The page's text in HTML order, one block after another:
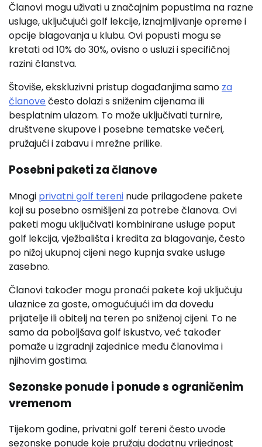
Članovi mogu uživati u značajnim popustima na razne
usluge, uključujući golf lekcije, iznajmljivanje opreme i
opcije blagovanja u klubu. Ovi popusti mogu se
kretati od 10% do 30%, ovisno o usluzi i specifičnoj
razini članstva.
Štoviše, ekskluzivni pristup događanjima samo za
članove često dolazi s sniženim cijenama ili
besplatnim ulazom. To može uključivati turnire,
društvene skupove i posebne tematske večeri,
pružajući i zabavu i mrežne prilike.
Posebni paketi za članove
Mnogi privatni golf tereni nude prilagođene pakete
koji su posebno osmišljeni za potrebe članova. Ovi
paketi mogu uključivati kombinirane usluge poput
golf lekcija, vježbališta i kredita za blagovanje, često
po nižoj ukupnoj cijeni nego kupnja svake usluge
zasebno.
Članovi također mogu pronaći pakete koji uključuju
ulaznice za goste, omogućujući im da dovedu
prijatelje ili obitelj na teren po sniženoj cijeni. To ne
samo da poboljšava golf iskustvo, već također
pomaže u izgradnji zajednice među članovima i
njihovim gostima.
Sezonske ponude i ponude s ograničenim
vremenom
Tijekom godine, privatni golf tereni često uvode
sezonske ponude koje pružaju dodatnu vrijednost